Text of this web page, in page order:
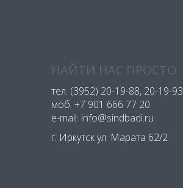
НАЙТИ НАС ПРОСТО
тел. (3952) 20-19-88, 20-19-93
моб. +7 901 666 77 20
e-mail: info@sindbadi.ru
г. Иркутск ул. Марата 62/2